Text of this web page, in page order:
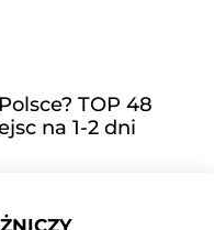
TOP 48
na 1-2 dni